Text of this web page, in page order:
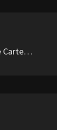
Carte…